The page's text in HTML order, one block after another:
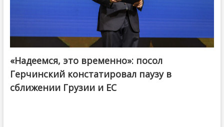
«Надеемся, это временно»: посол
Герчинский констатировал паузу в
сближении Грузии и ЕС